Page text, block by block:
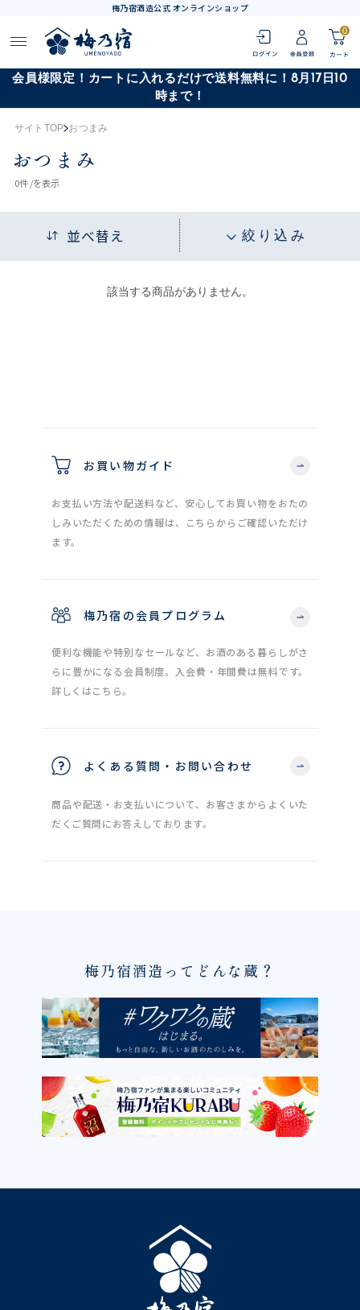
梅乃宿酒造公式 オンラインショップ
0
会員様限定！カートに入れるだけで送料無料に！8月17日10
時まで！
サイトTOP おつまみ
おつまみ
0件 /を表示
並べ替え 絞り込み
該当する商品がありません。
お買い物ガイド
お支払い方法や配送料など、安心してお買い物をおたの
しみいただくための情報は、こちらからご確認いただけ
ます。
梅乃宿の会員プログラム
便利な機能や特別なセールなど、お酒のある暮らしがさ
らに豊かになる会員制度。入会費・年間費は無料です。
詳しくはこちら。
よくある質問・お問い合わせ
商品や配送・お支払いについて、お客さまからよくいた
だくご質問にお答えしております。
梅乃宿酒造ってどんな蔵？